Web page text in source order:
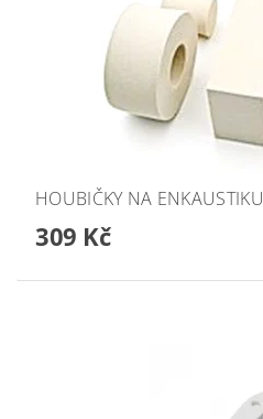
HOUBIČKY NA ENKAUSTIKU
309 Kč